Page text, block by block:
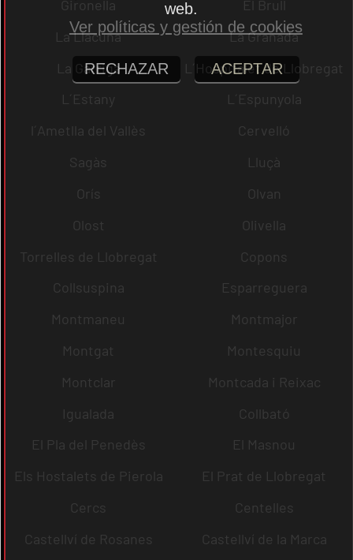
Gironella
El Brull
La Llacuna
La Granada
La Garriga
L´Hospitalet de Llobregat
L´Estany
L´Espunyola
l´Ametlla del Vallès
Cervelló
Sagàs
Lluçà
Orís
Olvan
Olost
Olivella
Torrelles de Llobregat
Copons
Collsuspina
Esparreguera
Montmaneu
Montmajor
Montgat
Montesquiu
Montclar
Montcada i Reixac
Igualada
Collbató
El Pla del Penedès
El Masnou
Els Hostalets de Pierola
El Prat de Llobregat
Cercs
Centelles
Castellví de Rosanes
Castellví de la Marca
web.
Ver políticas y gestión de cookies
RECHAZAR ACEPTAR